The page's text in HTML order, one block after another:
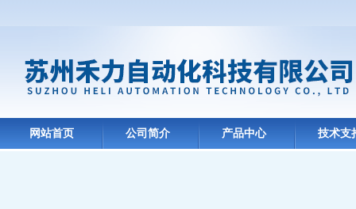
网站首页 公司简介 产品中心 技术支